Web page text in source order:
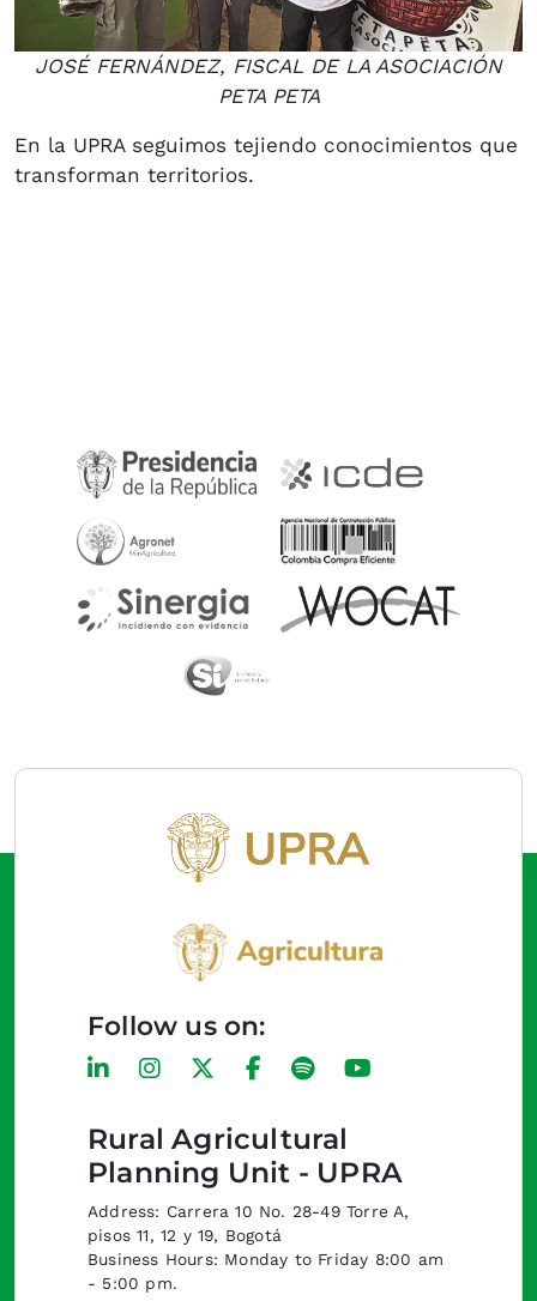
JOSÉ FERNÁNDEZ, FISCAL DE LA ASOCIACIÓN
PETA PETA
En la UPRA seguimos tejiendo conocimientos que
transforman territorios.
Rural Agricultural
Planning Unit - UPRA
Address: Carrera 10 No. 28-49 Torre A,
pisos 11, 12 y 19, Bogotá
Business Hours: Monday to Friday 8:00 am
- 5:00 pm.
Follow us on: